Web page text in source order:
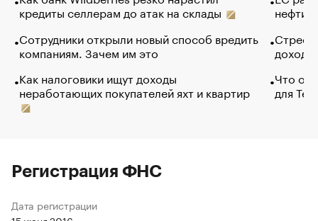
кредиты селлерам до атак на склады
Сотрудники открыли новый способ вредить
компаниям. Зачем им это
Как налоговики ищут доходы
неработающих покупателей яхт и квартир
нефти
Что
для
Регистрация ФНС
Дата регистрации